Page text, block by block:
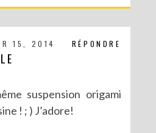
RÉPONDRE
15, 2014
suspension origami
! ; ) J’adore!